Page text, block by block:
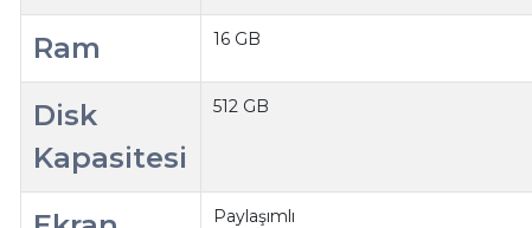
Ram 16 GB
Disk
Kapasitesi
512 GB
Paylaşımlı